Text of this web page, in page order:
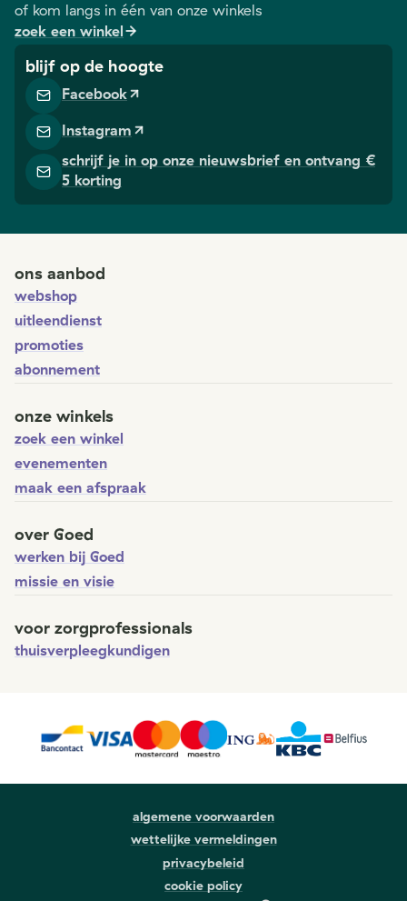
of kom langs in één van onze winkels
zoek een winkel
blijf op de hoogte
Facebook
Instagram
schrijf je in op onze nieuwsbrief en ontvang €
5 korting
ons aanbod
webshop
uitleendienst
promoties
abonnement
onze winkels
zoek een winkel
evenementen
maak een afspraak
over Goed
werken bij Goed
missie en visie
voor zorgprofessionals
thuisverpleegkundigen
algemene voorwaarden
wettelijke vermeldingen
privacybeleid
cookie policy